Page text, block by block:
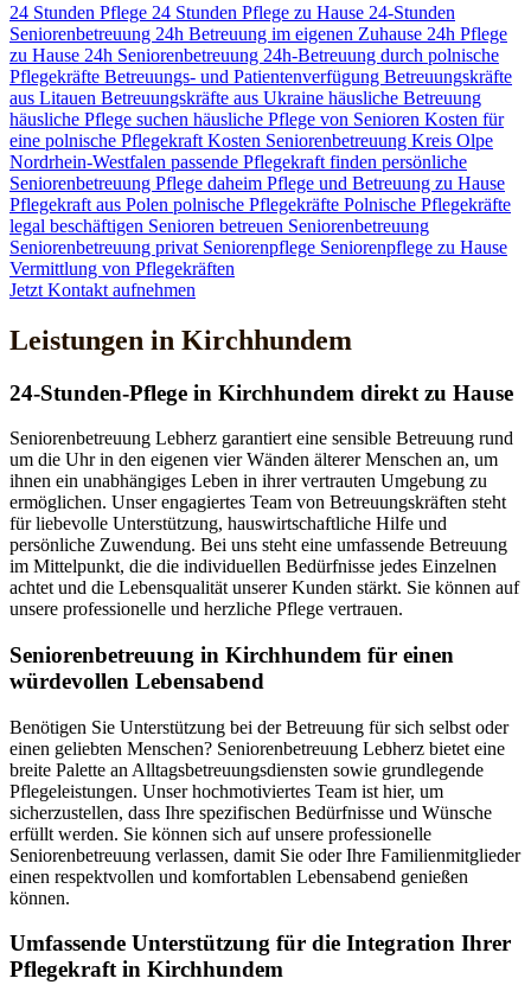
24 Stunden Pflege 24 Stunden Pflege zu Hause 24-Stunden
Seniorenbetreuung 24h Betreuung im eigenen Zuhause 24h Pflege
zu Hause 24h Seniorenbetreuung 24h-Betreuung durch polnische
Pflegekräfte Betreuungs- und Patientenverfügung Betreuungskräfte
aus Litauen Betreuungskräfte aus Ukraine häusliche Betreuung
häusliche Pflege suchen häusliche Pflege von Senioren Kosten für
eine polnische Pflegekraft Kosten Seniorenbetreuung Kreis Olpe
Nordrhein-Westfalen passende Pflegekraft finden persönliche
Seniorenbetreuung Pflege daheim Pflege und Betreuung zu Hause
Pflegekraft aus Polen polnische Pflegekräfte Polnische Pflegekräfte
legal beschäftigen Senioren betreuen Seniorenbetreuung
Seniorenbetreuung privat Seniorenpflege Seniorenpflege zu Hause
Vermittlung von Pflegekräften
Jetzt Kontakt aufnehmen
Leistungen in Kirchhundem
24-Stunden-Pflege in Kirchhundem direkt zu Hause
Seniorenbetreuung Lebherz garantiert eine sensible Betreuung rund
um die Uhr in den eigenen vier Wänden älterer Menschen an, um
ihnen ein unabhängiges Leben in ihrer vertrauten Umgebung zu
ermöglichen. Unser engagiertes Team von Betreuungskräften steht
für liebevolle Unterstützung, hauswirtschaftliche Hilfe und
persönliche Zuwendung. Bei uns steht eine umfassende Betreuung
im Mittelpunkt, die die individuellen Bedürfnisse jedes Einzelnen
achtet und die Lebensqualität unserer Kunden stärkt. Sie können auf
unsere professionelle und herzliche Pflege vertrauen.
Senioren­betreuung in Kirchhundem für einen
würdevollen Lebensabend
Benötigen Sie Unterstützung bei der Betreuung für sich selbst oder
einen geliebten Menschen? Seniorenbetreuung Lebherz bietet eine
breite Palette an Alltagsbetreuungsdiensten sowie grundlegende
Pflegeleistungen. Unser hochmotiviertes Team ist hier, um
sicherzustellen, dass Ihre spezifischen Bedürfnisse und Wünsche
erfüllt werden. Sie können sich auf unsere professionelle
Seniorenbetreuung verlassen, damit Sie oder Ihre Familienmitglieder
einen respektvollen und komfortablen Lebensabend genießen
können.
Umfassende Unterstützung für die Integration Ihrer
Pflegekraft in Kirchhundem